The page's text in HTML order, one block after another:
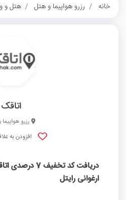
خانه رزرو هواپیما و هتل هتل و
اتاقک
رزرو
افزودن به
دریافت کد
ارغوانی رایتل